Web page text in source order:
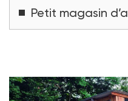
Petit magasin